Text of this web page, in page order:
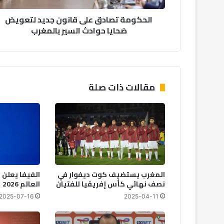
ص
ع
ا
ن
ج
د
د
ل
ت
ع
ي
الحكومة تصادق على قانون جديد لتعويض
ضحايا حوادث السير بالمغرب
مقالات ذات صلة
المغرب يستضيف كوت ديفوار في
نصف نهائي كأس إفريقيا للفتيان
2025-04-11
الفيفا
العالم 2026
2025-07-16